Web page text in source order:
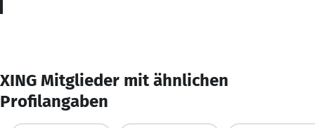
XING Mitglieder mit ähnlichen
Profilangaben